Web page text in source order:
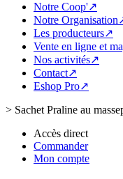
Notre Coop'↗
Notre
Les producteurs↗
Vente en ligne et
Nos activités↗
Contact↗
Eshop Pro↗
> Sachet Praline au
Accès direct
Commander
Mon compte